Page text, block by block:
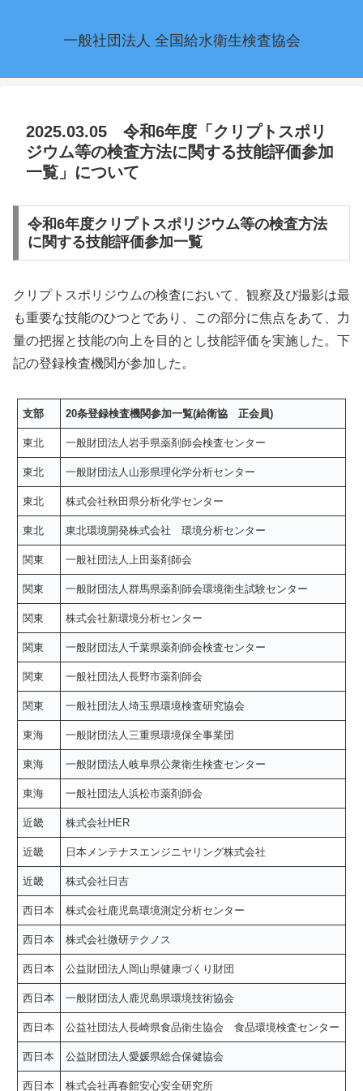
一般社団法人 全国給水衛生検査協会
2025.03.05 令和6年度「クリプトスポリ
ジウム等の検査方法に関する技能評価参加
一覧」について
令和6年度クリプトスポリジウム等の検査方法
に関する技能評価参加一覧
クリプトスポリジウムの検査において、観察及び撮影は最
も重要な技能のひつとであり、この部分に焦点をあて、力
量の把握と技能の向上を目的とし技能評価を実施した。下
記の登録検査機関が参加した。
支部 20条登録検査機関参加一覧(給衛協 正会員)
東北 一般財団法人岩手県薬剤師会検査センター
東北 一般財団法人山形県理化学分析センター
東北 株式会社秋田県分析化学センター
東北 東北環境開発株式会社 環境分析センター
関東 一般社団法人上田薬剤師会
関東 一般財団法人群馬県薬剤師会環境衛生試験センター
関東 株式会社新環境分析センター
関東 一般財団法人千葉県薬剤師会検査センター
関東 一般社団法人長野市薬剤師会
関東 一般社団法人埼玉県環境検査研究協会
東海 一般財団法人三重県環境保全事業団
東海 一般財団法人岐阜県公衆衛生検査センター
東海 一般社団法人浜松市薬剤師会
近畿 株式会社HER
近畿 日本メンテナスエンジニヤリング株式会社
近畿 株式会社日吉
西日本 株式会社鹿児島環境測定分析センター
西日本 株式会社微研テクノス
西日本 公益財団法人岡山県健康づくり財団
西日本 一般財団法人鹿児島県環境技術協会
西日本 公益社団法人長崎県食品衛生協会 食品環境検査センター
西日本 公益財団法人愛媛県総合保健協会
西日本 株式会社再春館安心安全研究所